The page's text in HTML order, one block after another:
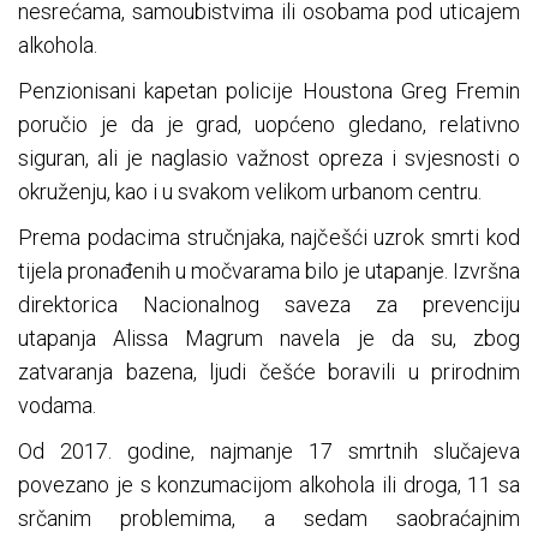
nesrećama, samoubistvima ili osobama pod uticajem
alkohola.
Penzionisani kapetan policije Houstona Greg Fremin
poručio je da je grad, uopćeno gledano, relativno
siguran, ali je naglasio važnost opreza i svjesnosti o
okruženju, kao i u svakom velikom urbanom centru.
Prema podacima stručnjaka, najčešći uzrok smrti kod
tijela pronađenih u močvarama bilo je utapanje. Izvršna
direktorica Nacionalnog saveza za prevenciju
utapanja Alissa Magrum navela je da su, zbog
zatvaranja bazena, ljudi češće boravili u prirodnim
vodama.
Od 2017. godine, najmanje 17 smrtnih slučajeva
povezano je s konzumacijom alkohola ili droga, 11 sa
srčanim problemima, a sedam saobraćajnim